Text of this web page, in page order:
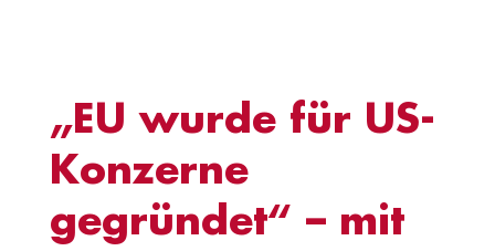
„EU wurde für US-
Konzerne
gegründet“ – mit